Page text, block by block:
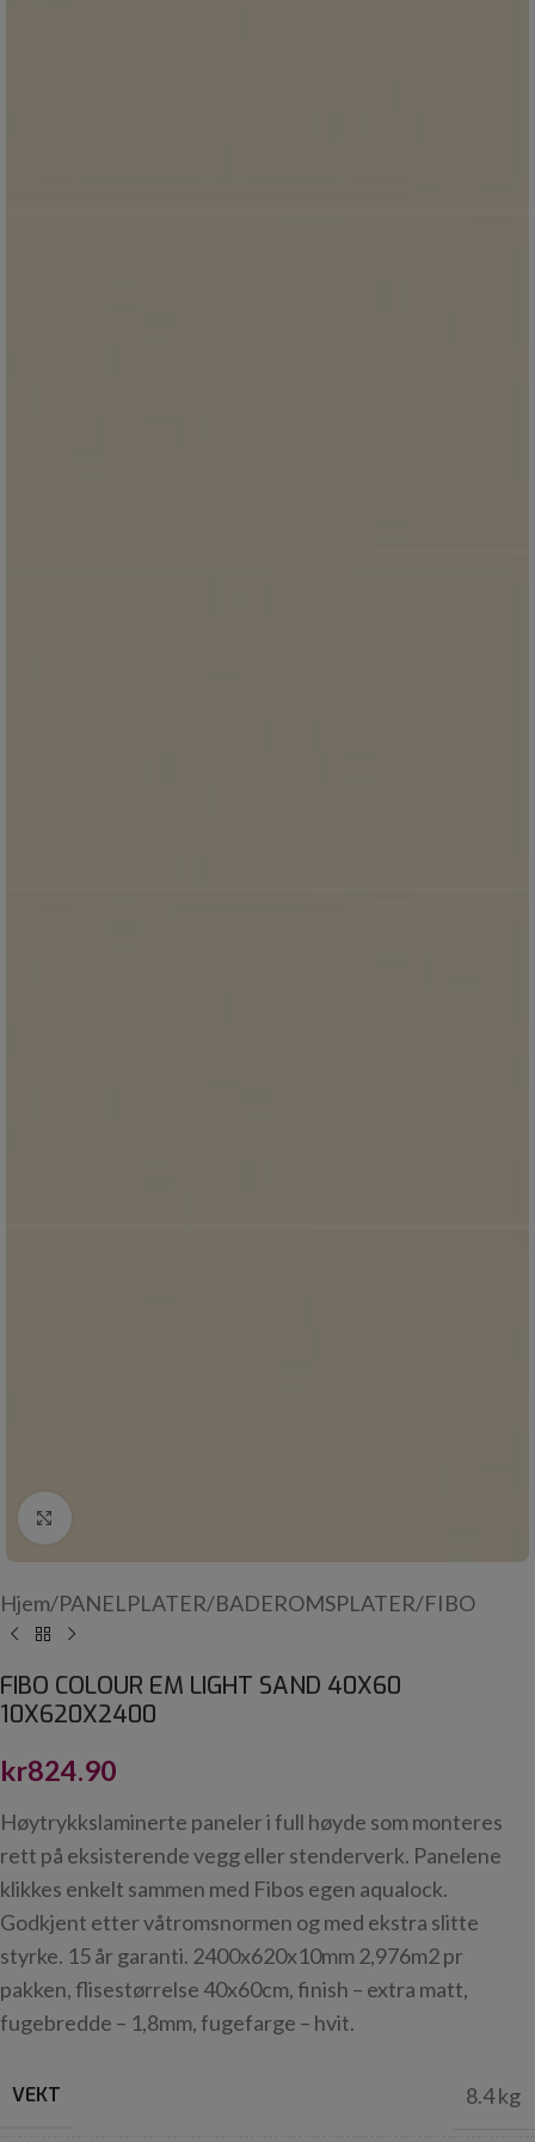
Click to enlarge
Hjem/PANELPLATER/BADEROMSPLATER/FIBO
FIBO COLOUR EM LIGHT SAND 40X60
10X620X2400
kr824.90
Høytrykkslaminerte paneler i full høyde som monteres
rett på eksisterende vegg eller stenderverk. Panelene
klikkes enkelt sammen med Fibos egen aqualock.
Godkjent etter våtromsnormen og med ekstra slitte
styrke. 15 år garanti. 2400x620x10mm 2,976m2 pr
pakken, flisestørrelse 40x60cm, finish – extra matt,
fugebredde – 1,8mm, fugefarge – hvit.
VEKT 8.4 kg